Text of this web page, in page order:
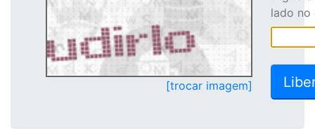
[trocar imagem]
lado no